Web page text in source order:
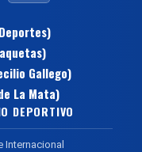
Gallego)
La Mata)
DEPORTIVO
Internacional